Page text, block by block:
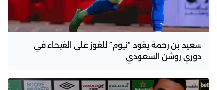
سعيد بن رحمة يقود “نيوم” للفوز على الفيحاء في
دوري روشن السعودي